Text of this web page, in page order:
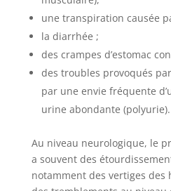
une transpiration causée
la diarrhée ;
des crampes d’estomac
des troubles provoqués
par une envie fréquente
urine abondante (polyurie).
Au niveau neurologique, le
a souvent des
notamment des vertiges